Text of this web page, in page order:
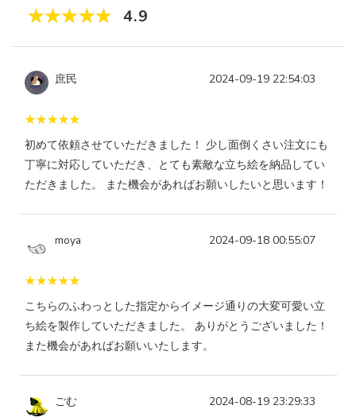
4.9
庶民 2024-09-19 22:54:03
初めて依頼させていただきました！ 少し面倒くさい注文にも
丁寧に対応していただき、とても素敵な立ち絵を納品してい
ただきました。 また機会があればお願いしたいと思います！
moya 2024-09-18 00:55:07
こちらのふわっとした指定からイメージ通りの大変可愛い立
ち絵を製作していただきました。 ありがとうございました！
また機会があればお願いいたします。
ごむ 2024-08-19 23:29:33